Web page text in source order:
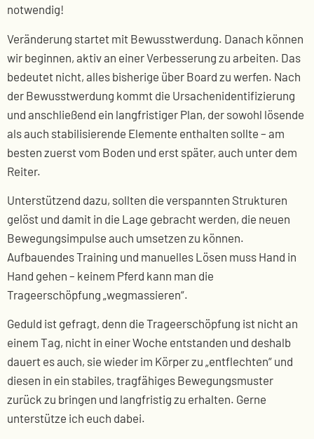
notwendig!
Veränderung startet mit Bewusstwerdung. Danach können
wir beginnen, aktiv an einer Verbesserung zu arbeiten. Das
bedeutet nicht, alles bisherige über Board zu werfen. Nach
der Bewusstwerdung kommt die Ursachenidentifizierung
und anschließend ein langfristiger Plan, der sowohl lösende
als auch stabilisierende Elemente enthalten sollte – am
besten zuerst vom Boden und erst später, auch unter dem
Reiter.
Unterstützend dazu, sollten die verspannten Strukturen
gelöst und damit in die Lage gebracht werden, die neuen
Bewegungsimpulse auch umsetzen zu können.
Aufbauendes Training und manuelles Lösen muss Hand in
Hand gehen – keinem Pferd kann man die
Trageerschöpfung „wegmassieren“.
Geduld ist gefragt, denn die Trageerschöpfung ist nicht an
einem Tag, nicht in einer Woche entstanden und deshalb
dauert es auch, sie wieder im Körper zu „entflechten“ und
diesen in ein stabiles, tragfähiges Bewegungsmuster
zurück zu bringen und langfristig zu erhalten. Gerne
unterstütze ich euch dabei.